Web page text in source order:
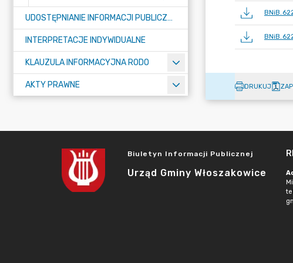
UDOSTĘPNIANIE INFORMACJI PUBLICZNEJ
INTERPRETACJE INDYWIDUALNE
KLAUZULA INFORMACYJNA RODO
AKTY PRAWNE DRUKUJ
Biuletyn Informacji Publicznej
Urząd Gminy Włoszakowice